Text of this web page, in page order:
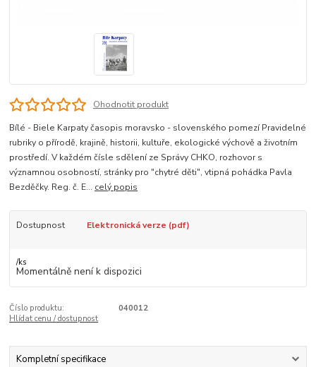
Ohodnotit produkt
Bílé - Biele Karpaty časopis moravsko - slovenského pomezí Pravidelné
rubriky o přírodě, krajině, historii, kultuře, ekologické výchově a životním
prostředí. V každém čísle sdělení ze Správy CHKO, rozhovor s
významnou osobností, stránky pro "chytré děti", vtipná pohádka Pavla
Bezděčky. Reg. č. E... celý popis
Dostupnost Elektronická verze (pdf)
/ks
Momentálně není k dispozici
Číslo produktu:
040012
Hlídat cenu / dostupnost
Kompletní specifikace